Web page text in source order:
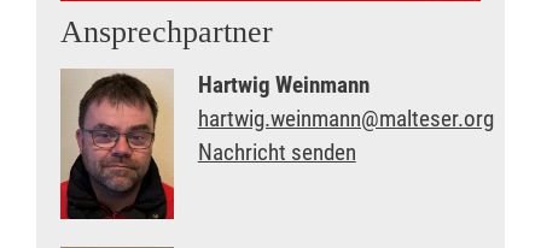
Ansprechpartner
Hartwig Weinmann
hartwig.weinmann@malteser.org
Nachricht senden